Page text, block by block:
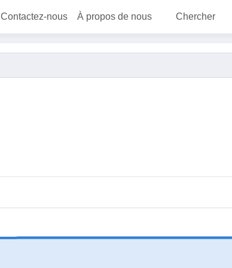
Contactez-nous À propos de nous Chercher